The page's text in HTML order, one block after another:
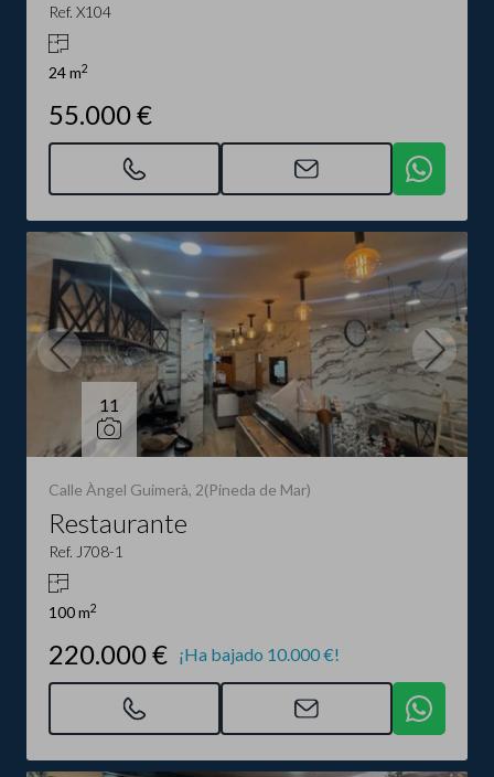
Ref. X104
24 m2
55.000 €
11
Calle Àngel Guimerà, 2(Pineda de Mar)
Restaurante
Ref. J708-1
100 m2
220.000 € ¡Ha bajado 10.000 €!